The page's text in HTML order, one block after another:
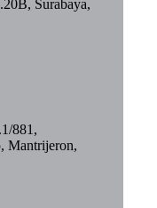
Surabaya,
881,
Mantrijeron,